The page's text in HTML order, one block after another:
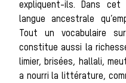
expliquent-ils. Dans cet
langue ancestrale
Tout un vocabulaire
constitue aussi la
limier, brisées, hallali,
a nourri la littérature,